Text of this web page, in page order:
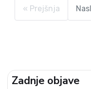
podpisalo že 19...
« Prejšnja
Zadnje objave